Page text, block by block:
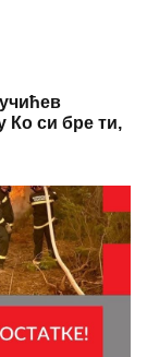
Ко си бре ти,